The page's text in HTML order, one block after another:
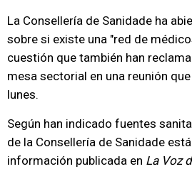
La Consellería de Sanidade ha
sobre si existe una "red de
cuestión que también han
mesa sectorial en una reunión
lunes.
Según han indicado fuentes
de la Consellería de Sanidade
información publicada en La Voz